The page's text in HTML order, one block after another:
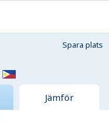
Spara plats
Jämför